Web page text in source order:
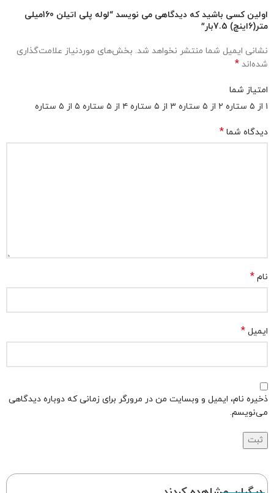
اولین کسی باشید که دیدگاهی می نویسد “لوله پلی اتیلن 160میلی
متر(6اینچ) 7.5بار”
نشانی ایمیل شما منتشر نخواهد شد. بخش‌های موردنیاز علامت‌گذاری
شده‌اند *
امتیاز شما
۱ از ۵ ستاره
۲ از ۵ ستاره ۳ از ۵ ستاره ۴ از ۵ ستاره ۵ از ۵ ستاره
دیدگاه شما *
نام *
ایمیل *
ذخیره نام، ایمیل و وبسایت من در مرورگر برای زمانی که دوباره دیدگاهی
می‌نویسم.